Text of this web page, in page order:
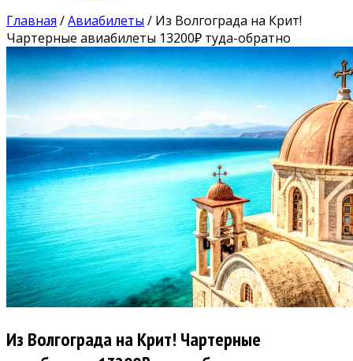
Главная /Авиабилеты / Из Волгограда на Крит!
Чартерные авиабилеты 13200₽ туда-обратно
Из Волгограда на Крит! Чартерные